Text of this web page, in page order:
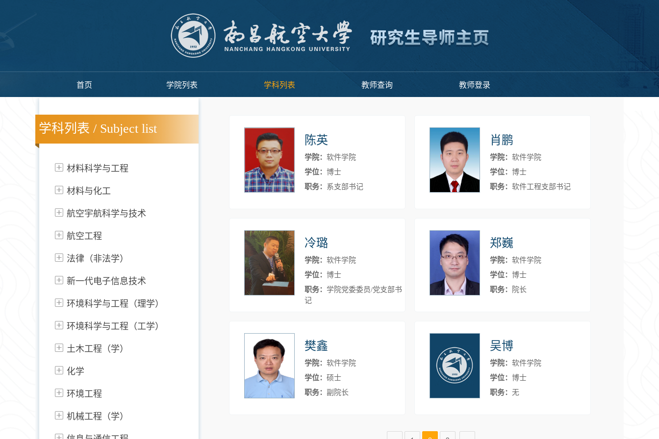
首页 学院列表 学科列表 教师查询 教师登录
学科列表 / Subject list
材料科学与工程
材料与化工
航空宇航科学与技术
航空工程
法律（非法学）
新一代电子信息技术
环境科学与工程（理学）
环境科学与工程（工学）
土木工程（学）
化学
环境工程
机械工程（学）
陈英
学院： 软件学院
学位： 博士
职务： 系支部书记
肖鹏
学院： 软件学院
学位： 博士
职务： 软件工程支部书记
冷璐
学院： 软件学院
学位： 博士
职务：
学院党委委员/党支部书
记
郑巍
学院： 软件学院
学位： 博士
职务： 院长
樊鑫
学院： 软件学院
学位： 硕士
职务： 副院长
吴博
学院： 软件学院
学位： 博士
职务： 无